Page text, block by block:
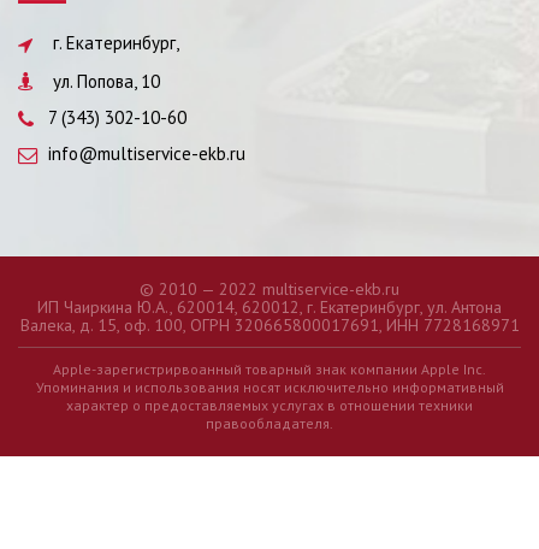
г. Екатеринбург,
ул. Попова, 10
7 (343) 302-10-60
info@multiservice-ekb.ru
© 2010 — 2022 multiservice-ekb.ru
ИП Чаиркина Ю.А., 620014, 620012, г. Екатеринбург, ул. Антона
Валека, д. 15, оф. 100, ОГРН 320665800017691, ИНН 7728168971
Apple-зарегистрирвоанный товарный знак компании Apple Inc.
Упоминания и использования носят исключительно информативный
характер о предоставляемых услугах в отношении техники
правообладателя.